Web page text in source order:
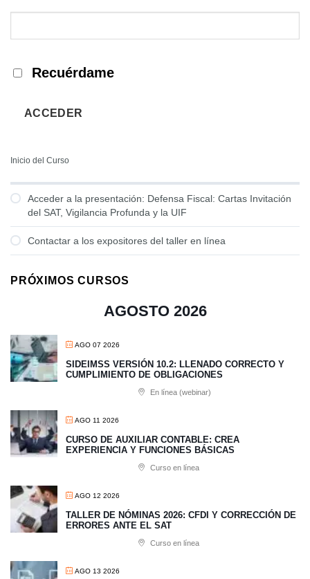
Recuérdame
ACCEDER
Inicio del Curso
Acceder a la presentación: Defensa Fiscal: Cartas Invitación
del SAT, Vigilancia Profunda y la UIF
Contactar a los expositores del taller en línea
PRÓXIMOS CURSOS
AGOSTO 2026
AGO 07 2026
SIDEIMSS VERSIÓN 10.2: LLENADO CORRECTO Y
CUMPLIMIENTO DE OBLIGACIONES
En línea (webinar)
AGO 11 2026
CURSO DE AUXILIAR CONTABLE: CREA
EXPERIENCIA Y FUNCIONES BÁSICAS
Curso en línea
AGO 12 2026
TALLER DE NÓMINAS 2026: CFDI Y CORRECCIÓN DE
ERRORES ANTE EL SAT
Curso en línea
AGO 13 2026